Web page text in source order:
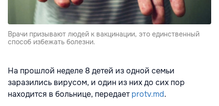
Врачи призывают людей к вакцинации, это единственный
способ избежать болезни.
На прошлой неделе 8 детей из одной семьи
заразились вирусом, и один из них до сих пор
находится в больнице, передаетprotv.md.